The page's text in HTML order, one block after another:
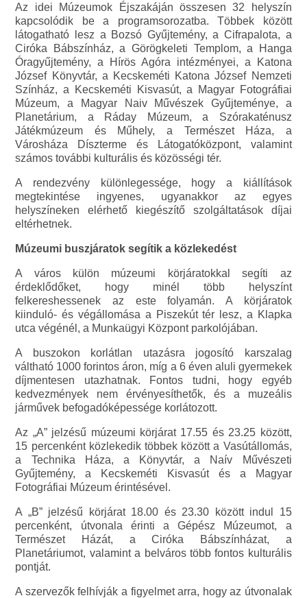
Az idei Múzeumok Éjszakáján összesen 32 helyszín
kapcsolódik be a programsorozatba. Többek között
látogatható lesz a Bozsó Gyűjtemény, a Cifrapalota, a
Ciróka Bábszínház, a Görögkeleti Templom, a Hanga
Óragyűjtemény, a Hírös Agóra intézményei, a Katona
József Könyvtár, a Kecskeméti Katona József Nemzeti
Színház, a Kecskeméti Kisvasút, a Magyar Fotográfiai
Múzeum, a Magyar Naiv Művészek Gyűjteménye, a
Planetárium, a Ráday Múzeum, a Szórakaténusz
Játékmúzeum és Műhely, a Természet Háza, a
Városháza Díszterme és Látogatóközpont, valamint
számos további kulturális és közösségi tér.
A rendezvény különlegessége, hogy a kiállítások
megtekintése ingyenes, ugyanakkor az egyes
helyszíneken elérhető kiegészítő szolgáltatások díjai
eltérhetnek.
Múzeumi buszjáratok segítik a közlekedést
A város külön múzeumi körjáratokkal segíti az
érdeklődőket, hogy minél több helyszínt
felkereshessenek az este folyamán. A körjáratok
kiinduló- és végállomása a Piszekút tér lesz, a Klapka
utca végénél, a Munkaügyi Központ parkolójában.
A buszokon korlátlan utazásra jogosító karszalag
váltható 1000 forintos áron, míg a 6 éven aluli gyermekek
díjmentesen utazhatnak. Fontos tudni, hogy egyéb
kedvezmények nem érvényesíthetők, és a muzeális
járművek befogadóképessége korlátozott.
Az „A” jelzésű múzeumi körjárat 17.55 és 23.25 között,
15 percenként közlekedik többek között a Vasútállomás,
a Technika Háza, a Könyvtár, a Naív Művészeti
Gyűjtemény, a Kecskeméti Kisvasút és a Magyar
Fotográfiai Múzeum érintésével.
A „B” jelzésű körjárat 18.00 és 23.30 között indul 15
percenként, útvonala érinti a Gépész Múzeumot, a
Természet Házát, a Ciróka Bábszínházat, a
Planetáriumot, valamint a belváros több fontos kulturális
pontját.
A szervezők felhívják a figyelmet arra, hogy az útvonalak